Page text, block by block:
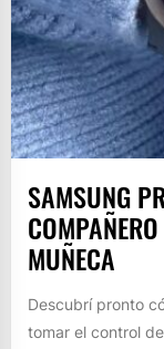
SAMSUNG
MUÑECA
Descubrí pronto
tomar el control